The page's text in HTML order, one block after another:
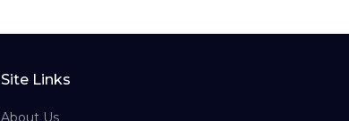
Site Links
About Us